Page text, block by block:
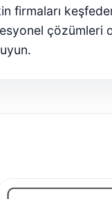
firmaları
çözümleri